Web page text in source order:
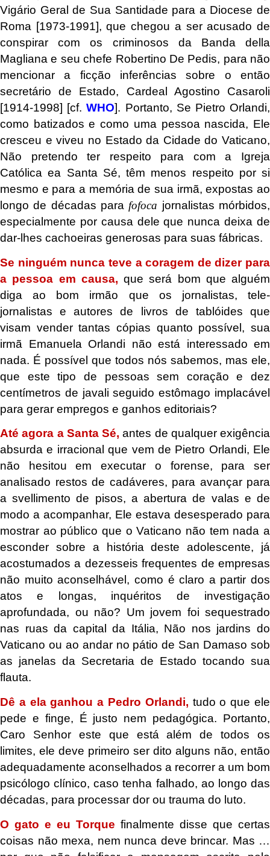
Vigário Geral de Sua Santidade para a Diocese de
Roma [1973-1991], que chegou a ser acusado de
conspirar com os criminosos da Banda della
Magliana e seu chefe Robertino De Pedis, para não
mencionar a ficção inferências sobre o então
secretário de Estado, Cardeal Agostino Casaroli
[1914-1998] [cf.WHO]. Portanto, Se Pietro Orlandi,
como batizados e como uma pessoa nascida, Ele
cresceu e viveu no Estado da Cidade do Vaticano,
Não pretendo ter respeito para com a Igreja
Católica ea Santa Sé, têm menos respeito por si
mesmo e para a memória de sua irmã, expostas ao
longo de décadas para fofoca jornalistas mórbidos,
especialmente por causa dele que nunca deixa de
dar-lhes cachoeiras generosas para suas fábricas.
Se ninguém nunca teve a coragem de dizer para
a pessoa em causa, que será bom que alguém
diga ao bom irmão que os jornalistas, tele-
jornalistas e autores de livros de tablóides que
visam vender tantas cópias quanto possível, sua
irmã Emanuela Orlandi não está interessado em
nada. É possível que todos nós sabemos, mas ele,
que este tipo de pessoas sem coração e dez
centímetros de javali seguido estômago implacável
para gerar empregos e ganhos editoriais?
Até agora a Santa Sé, antes de qualquer exigência
absurda e irracional que vem de Pietro Orlandi, Ele
não hesitou em executar o forense, para ser
analisado restos de cadáveres, para avançar para
a svellimento de pisos, a abertura de valas e de
modo a acompanhar, Ele estava desesperado para
mostrar ao público que o Vaticano não tem nada a
esconder sobre a história deste adolescente, já
acostumados a dezesseis frequentes de empresas
não muito aconselhável, como é claro a partir dos
atos e longas, inquéritos de investigação
aprofundada, ou não? Um jovem foi sequestrado
nas ruas da capital da Itália, Não nos jardins do
Vaticano ou ao andar no pátio de San Damaso sob
as janelas da Secretaria de Estado tocando sua
flauta.
Dê a ela ganhou a Pedro Orlandi, tudo o que ele
pede e finge, É justo nem pedagógica. Portanto,
Caro Senhor este que está além de todos os
limites, ele deve primeiro ser dito alguns não, então
adequadamente aconselhados a recorrer a um bom
psicólogo clínico, caso tenha falhado, ao longo das
décadas, para processar dor ou trauma do luto.
O gato e eu Torque finalmente disse que certas
coisas não mexa, nem nunca deve brincar. Mas …